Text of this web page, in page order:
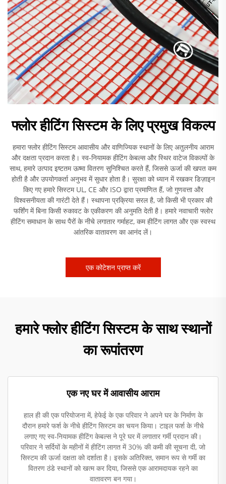
फ्लोर हीटिंग सिस्टम के लिए प्रमुख विकल्प
हमारा फ्लोर हीटिंग सिस्टम आवासीय और वाणिज्यिक स्थानों के लिए अतुलनीय आराम
और दक्षता प्रदान करता है। स्व-नियामक हीटिंग केबल्स और स्थिर वाटेज विकल्पों के
साथ, हमारे उत्पाद इष्टतम ऊष्मा वितरण सुनिश्चित करते हैं, जिससे ऊर्जा की खपत कम
होती है और उपयोगकर्ता अनुभव में सुधार होता है। सुरक्षा को ध्यान में रखकर डिज़ाइन
किए गए हमारे सिस्टम UL, CE और ISO द्वारा प्रमाणित हैं, जो गुणवत्ता और
विश्वसनीयता की गारंटी देते हैं। स्थापना प्रक्रिया सरल है, जो किसी भी प्रकार की
फर्शिंग में बिना किसी रुकावट के एकीकरण की अनुमति देती है। हमारे नवाचारी फ्लोर
हीटिंग समाधान के साथ पैरों के नीचे लगातार गर्माहट, कम हीटिंग लागत और एक स्वस्थ
आंतरिक वातावरण का आनंद लें।
एक कोटेशन प्राप्त करें
हमारे फ्लोर हीटिंग सिस्टम के साथ स्थानों
का रूपांतरण
एक नए घर में आवासीय आराम
हाल ही की एक परियोजना में, हेफेई के एक परिवार ने अपने घर के निर्माण के
दौरान हमारे फर्श के नीचे हीटिंग सिस्टम का चयन किया। टाइल फर्श के नीचे
लगाए गए स्व-नियामक हीटिंग केबल्स ने पूरे घर में लगातार गर्मी प्रदान की।
परिवार ने सर्दियों के महीनों में हीटिंग लागत में 30% की कमी की सूचना दी, जो
सिस्टम की ऊर्जा दक्षता को दर्शाता है। इसके अतिरिक्त, समान रूप से गर्मी का
वितरण ठंडे स्थानों को खत्म कर दिया, जिससे एक आरामदायक रहने का
वातावरण बन गया।